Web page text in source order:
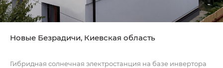
Новые Безрадичи, Киевская область
Гибридная солнечная электростанция на базе инвертора